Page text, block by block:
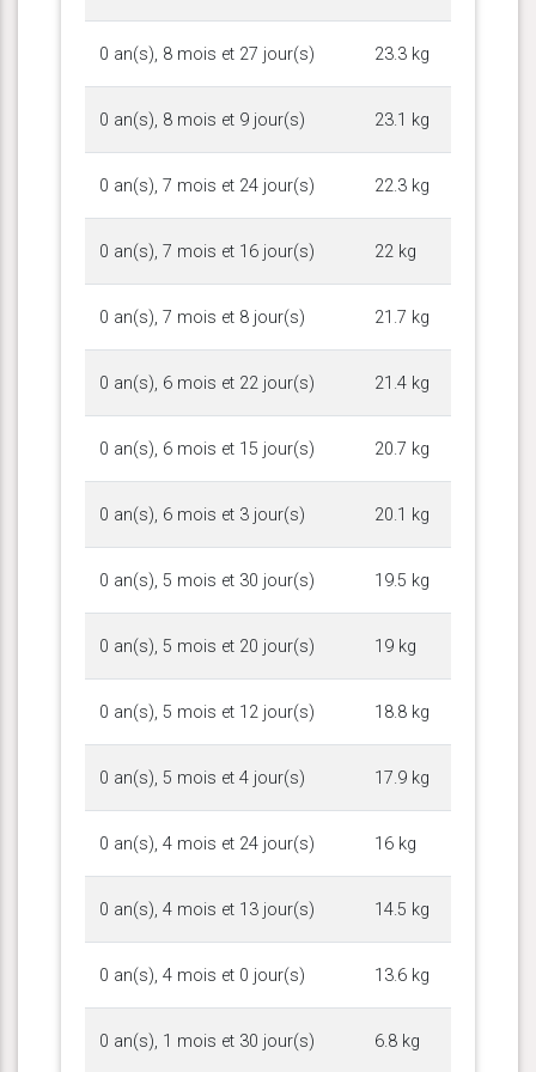
0 an(s), 8 mois et 27 jour(s) 23.3 kg
0 an(s), 8 mois et 9 jour(s) 23.1 kg
0 an(s), 7 mois et 24 jour(s) 22.3 kg
0 an(s), 7 mois et 16 jour(s) 22 kg
0 an(s), 7 mois et 8 jour(s) 21.7 kg
0 an(s), 6 mois et 22 jour(s) 21.4 kg
0 an(s), 6 mois et 15 jour(s) 20.7 kg
0 an(s), 6 mois et 3 jour(s) 20.1 kg
0 an(s), 5 mois et 30 jour(s) 19.5 kg
0 an(s), 5 mois et 20 jour(s) 19 kg
0 an(s), 5 mois et 12 jour(s) 18.8 kg
0 an(s), 5 mois et 4 jour(s) 17.9 kg
0 an(s), 4 mois et 24 jour(s) 16 kg
0 an(s), 4 mois et 13 jour(s) 14.5 kg
0 an(s), 4 mois et 0 jour(s) 13.6 kg
0 an(s), 1 mois et 30 jour(s) 6.8 kg